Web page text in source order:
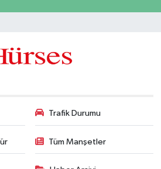
Trafik Durumu
Tüm Manşetler